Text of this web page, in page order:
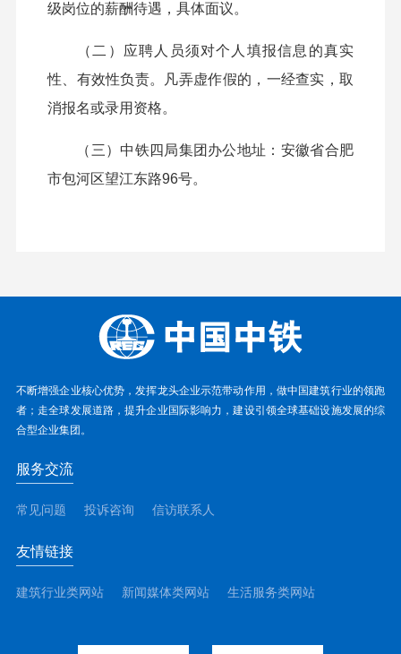
级岗位的薪酬待遇， 具体面议。
（二）应聘人员须对个人填报信息的真实
性、有效性负责。凡弄虚作假的，一经查实，取
消报名或录用资格。
（三）中铁四局集团办公地址：安徽省合肥
市包河区望江东路96号。
不断增强企业核心优势，发挥龙头企业示范带动作用，做中国建筑行业的领跑
者；走全球发展道路，提升企业国际影响力，建设引领全球基础设施发展的综
合型企业集团。
服务交流
常见问题 投诉咨询 信访联系人
友情链接
建筑行业类网站 新闻媒体类网站 生活服务类网站